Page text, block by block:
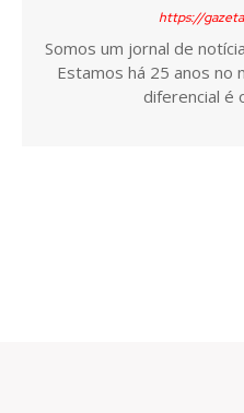
https://
Somos um jornal de
Estamos há 25 anos no
diferencial é